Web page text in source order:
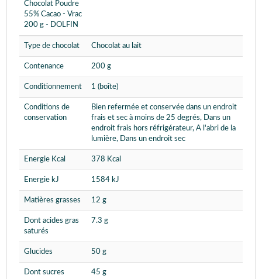
Chocolat Poudre
55% Cacao - Vrac
200 g - DOLFIN
Type de chocolat Chocolat au lait
Contenance 200 g
Conditionnement 1 (boîte)
Conditions de
conservation
Bien refermée et conservée dans un endroit
frais et sec à moins de 25 degrés, Dans un
endroit frais hors réfrigérateur, A l'abri de la
lumière, Dans un endroit sec
Energie Kcal 378 Kcal
Energie kJ 1584 kJ
Matières grasses 12 g
Dont acides gras
saturés
7.3 g
Glucides 50 g
Dont sucres 45 g